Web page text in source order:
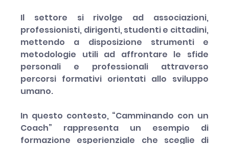
Il settore si rivolge ad associazioni,
professionisti, dirigenti, studenti e cittadini,
mettendo a disposizione strumenti e
metodologie utili ad affrontare le sfide
personali e professionali attraverso
percorsi formativi orientati allo sviluppo
umano.
In questo contesto, “Camminando con un
Coach” rappresenta un esempio di
formazione esperienziale che sceglie di